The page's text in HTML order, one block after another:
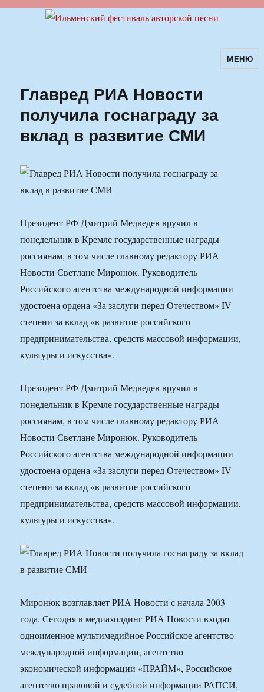
Ильменский фестиваль авторскойМЕНЮ
Главред РИА Новости
получила госнаграду за
вклад в развитие СМИ
Президент РФ Дмитрий Медведев вручил в
понедельник в Кремле государственные награды
россиянам, в том числе главному редактору РИА
Новости Светлане Миронюк. Руководитель
Российского агентства международной информации
удостоена ордена «За заслуги перед Отечеством» IV
степени за вклад «в развитие российского
предпринимательства, средств массовой информации,
культуры и искусства».
Президент РФ Дмитрий Медведев вручил в
понедельник в Кремле государственные награды
россиянам, в том числе главному редактору РИА
Новости Светлане Миронюк. Руководитель
Российского агентства международной информации
удостоена ордена «За заслуги перед Отечеством» IV
степени за вклад «в развитие российского
предпринимательства, средств массовой информации,
культуры и искусства».
Миронюк возглавляет РИА Новости с начала 2003
года. Сегодня в медиахолдинг РИА Новости входят
одноименное мультимедийное Российское агентство
международной информации, агентство
экономической информации «ПРАЙМ», Российское
агентство правовой и судебной информации РАПСИ,